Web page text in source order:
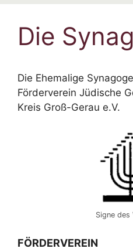
Die
Die Ehemalige
Förderverein Jüdische
Kreis Groß-Gerau e.V.
Signe des
FÖRDERVEREIN